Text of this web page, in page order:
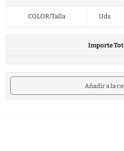
COLOR/Talla Uds
Importe
Añadir a la